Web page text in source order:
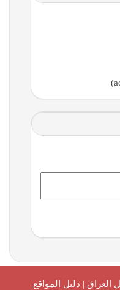
العراق | دليل المواقع